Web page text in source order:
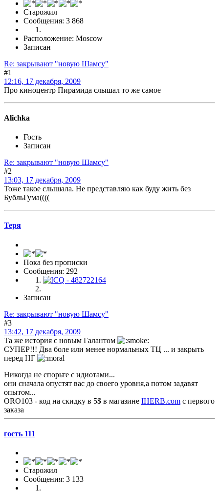
Старожил
Сообщения: 3 868
Расположение: Moscow
Записан
Re: закрывают "новую Шамсу"
#1
12:16, 17 декабря, 2009
Про киноцентр Пирамида слышал то же самое
Alichka
Гость
Записан
Re: закрывают "новую Шамсу"
#2
13:03, 17 декабря, 2009
Тоже такое слышала. Не представляю как буду жить без
БубльГума((((
Теря
Пока без прописки
Сообщения: 292
Записан
Re: закрывают "новую Шамсу"
#3
13:42, 17 декабря, 2009
Та же история с новым Галантом
СУПЕР!!! Два боле или менее нормальных ТЦ ... и закрыть
перед НГ
Никогда не спорьте с идиотами...
они сначала опустят вас до своего уровня,а потом задавят
опытом...
ORO103 - код на скидку в 5$ в магазине IHERB.com с первого
заказа
гость 111
Старожил
Сообщения: 3 133